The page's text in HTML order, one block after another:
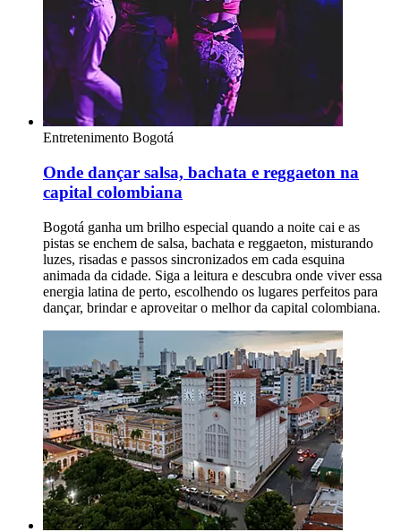
Entretenimento Bogotá
Onde dançar salsa, bachata e reggaeton na
capital colombiana
Bogotá ganha um brilho especial quando a noite cai e as
pistas se enchem de salsa, bachata e reggaeton, misturando
luzes, risadas e passos sincronizados em cada esquina
animada da cidade. Siga a leitura e descubra onde viver essa
energia latina de perto, escolhendo os lugares perfeitos para
dançar, brindar e aproveitar o melhor da capital colombiana.